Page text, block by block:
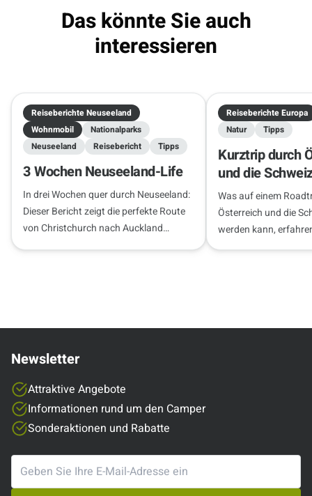
Das könnte Sie auch
interessieren
Reiseberichte Neuseeland
Wohnmobil
Nationalparks
Neuseeland
Reisebericht Tipps
3 Wochen Neuseeland-Life
In drei Wochen quer durch Neuseeland:
Dieser Bericht zeigt die perfekte Route
von Christchurch nach Auckland
Reiseberichte Europa
Natur
Tipps
Kurztrip durch
und die
Was auf einem
Österreich und die
werden kann,
Reisebericht.
Newsletter
Attraktive Angebote
Informationen rund um den Camper
Sonderaktionen und Rabatte